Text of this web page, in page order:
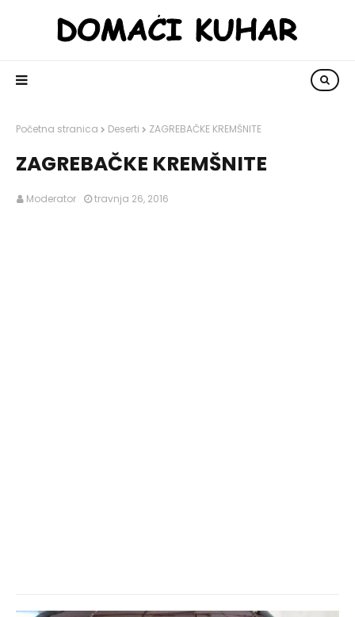
Početna stranica Deserti ZAGREBAČKE KREMŠNITE
ZAGREBAČKE KREMŠNITE
Moderator travnja 26, 2016